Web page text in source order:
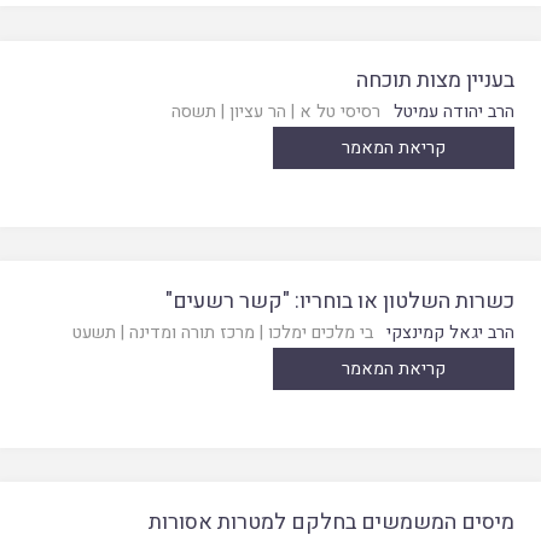
בעניין מצות תוכחה
הרב יהודה עמיטל רסיסי טל א | הר עציון | תשסה
קריאת המאמר
כשרות השלטון או בוחריו: "קשר רשעים"
הרב יגאל קמינצקי בי מלכים ימלכו | מרכז תורה ומדינה | תשעט
קריאת המאמר
מיסים המשמשים בחלקם למטרות אסורות